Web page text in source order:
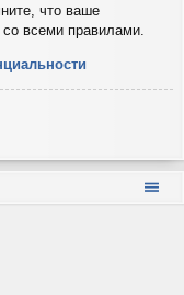
что ваше
всеми правилами.